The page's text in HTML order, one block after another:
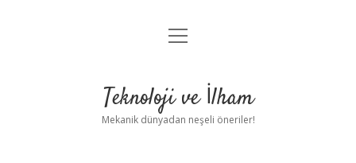
Anasayfa
Yasal Uyarı
menüyü
Teknoloji ve İlham
Mekanik dünyadan neşeli öneriler!